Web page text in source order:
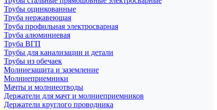
Трубы оцинкованные
Труба нержавеющая
Труба профильная электросварная
Труба алюминиевая
Труба ВГП
Трубы для канализации и детали
Трубы из обечаек
Молниезащита и заземление
Молниеприемники
Мачты и молниеотводы
Держатели для мачт и молниеприемников
Держатели круглого проводника